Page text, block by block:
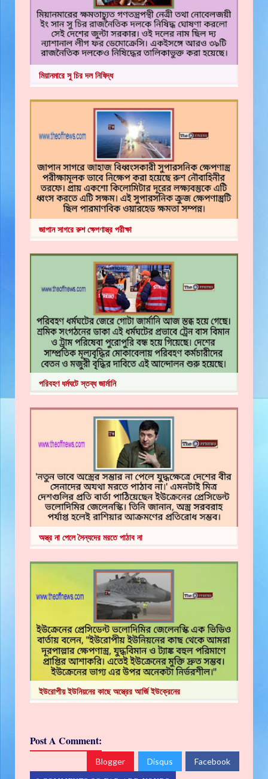
মিয়ানমারে সু চির দল নিষিদ্ধ
জাপান সাগরে রুশ ক্ষেপণাস্ত্র পরীক্ষা
পরিবহণ ধর্মঘটে স্তব্ধ জার্মানি
অস্ত্র না পেলে সৈন্যদের মরতে পাঠাব না
ইউরোপীয় ইউনিয়নের কাছে অস্ত্রের আর্জি ইউক্রেনের
Post A Comment:
Blogger Disqus Facebook